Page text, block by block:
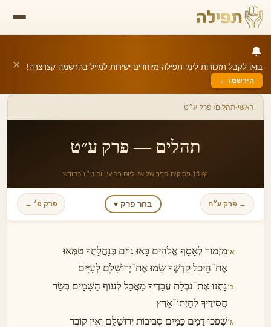
🔔
בואו לקבל תזכורות לימי תפילה מיוחדים ישירות למייל בהרשמה קצרצרה!
הירשמו ←
✕
ראשי›תהלים› פרק ע״ט
תהלים — פרק ע״ט
📖 13 פסוקים ·ספר שלישי ·ליום רביעי ·יום ט״ז בחודש
→ פרק ע״ח בחר פרק ▾ פרק פ׳ ←
א׳מִזְמוֹר לְאָסָף אֱלֹהִים בָּאוּ גוֹיִם בְּנַחֲלָתֶךָ טִמְּאוּ
אֶת־הֵיכַל קׇדְשֶׁךָ שָׂמוּ אֶת־יְרוּשָׁלַ͏ִם לְעִיִּים
ב׳נָתְנוּ אֶת־נִבְלַת עֲבָדֶיךָ מַאֲכָל לְעוֹף הַשָּׁמָיִם בְּשַׂר
חֲסִידֶיךָ לְחַיְתוֹ־אָרֶץ
ג׳שָׁפְכוּ דָמָם כַּמַּיִם סְבִיבוֹת יְרוּשָׁלָ͏ִם וְאֵין קוֹבֵר